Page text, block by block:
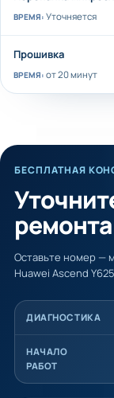
Уточняется
Прошивка
от 20 минут
БЕСПЛАТНАЯ
ремонта
Оставьте номер —
Huawei Ascend
ДИАГНОСТИКА
НАЧАЛО
РАБОТ